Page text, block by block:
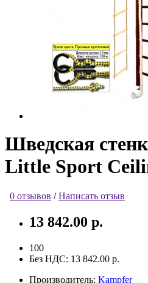
Шведская
Little Sport
0 отзывов /Написать отзыв
13 842.00 р.
100
Без НДС: 13 842.00 р.
Производитель: Kampfer